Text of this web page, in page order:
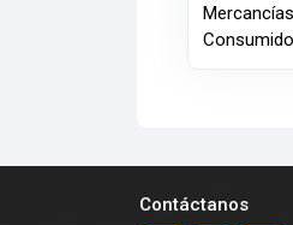
Contáctanos